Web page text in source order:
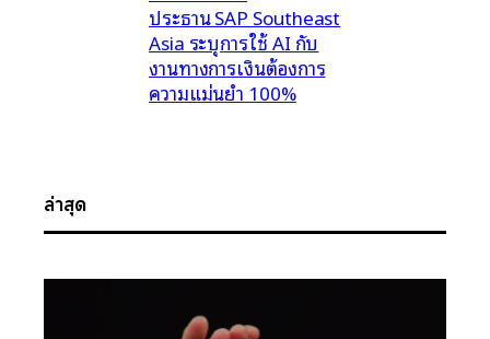
ประธาน SAP Southeast
Asia ระบุการใช้ AI กับ
งานทางการเงินต้องการ
ความแม่นยำ 100%
ล่าสุด